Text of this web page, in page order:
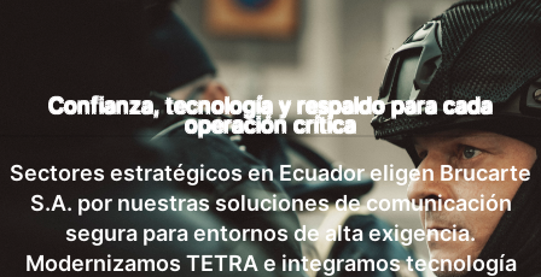
Confianza, tecnología y respaldo para cada
operación crítica
Sectores estratégicos en Ecuador eligen Brucarte
S.A. por nuestras soluciones de comunicación
segura para entornos de alta exigencia.
Modernizamos TETRA e integramos tecnología